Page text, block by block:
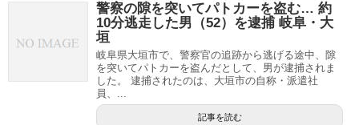
警察の隙を突いてパトカーを盗む… 約
10分逃走した男（52）を逮捕 岐阜・大
垣
岐阜県大垣市で、警察官の追跡から逃げる途中、隙
を突いてパトカーを盗んだとして、男が逮捕されま
した。 逮捕されたのは、大垣市の自称・派遣社
員、...
記事を読む